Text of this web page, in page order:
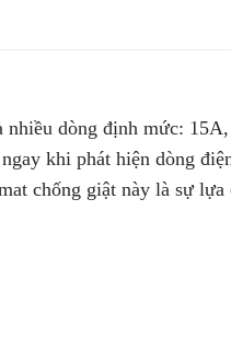
nhiều dòng định mức:
khi phát hiện dòng
chống giật này là sự lựa